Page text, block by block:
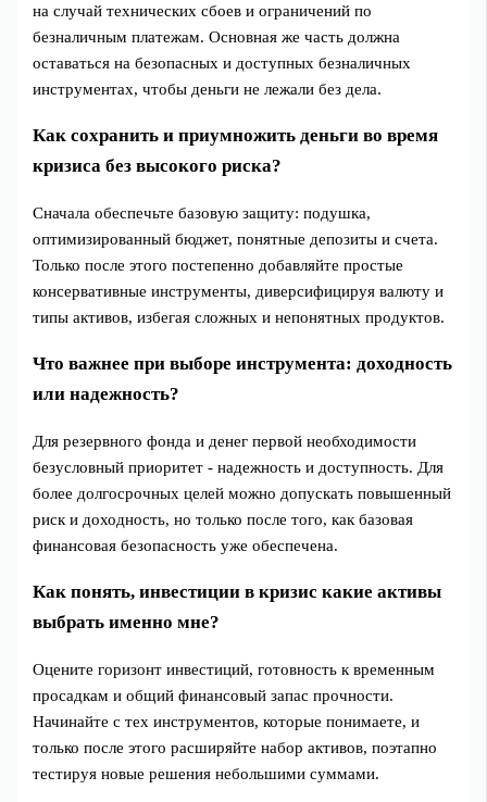
на случай технических сбоев и ограничений по
безналичным платежам. Основная же часть должна
оставаться на безопасных и доступных безналичных
инструментах, чтобы деньги не лежали без дела.
Как сохранить и приумножить деньги во время
кризиса без высокого риска?
Сначала обеспечьте базовую защиту: подушка,
оптимизированный бюджет, понятные депозиты и счета.
Только после этого постепенно добавляйте простые
консервативные инструменты, диверсифицируя валюту и
типы активов, избегая сложных и непонятных продуктов.
Что важнее при выборе инструмента: доходность
или надежность?
Для резервного фонда и денег первой необходимости
безусловный приоритет - надежность и доступность. Для
более долгосрочных целей можно допускать повышенный
риск и доходность, но только после того, как базовая
финансовая безопасность уже обеспечена.
Как понять, инвестиции в кризис какие активы
выбрать именно мне?
Оцените горизонт инвестиций, готовность к временным
просадкам и общий финансовый запас прочности.
Начинайте с тех инструментов, которые понимаете, и
только после этого расширяйте набор активов, поэтапно
тестируя новые решения небольшими суммами.